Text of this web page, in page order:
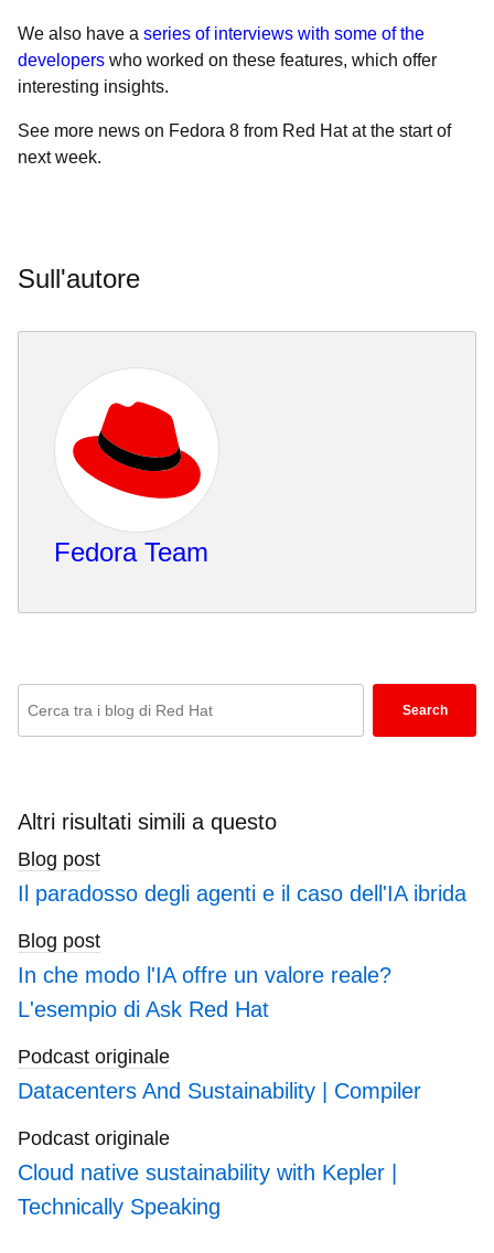
We also have a series of interviews with some of the
developers who worked on these features, which offer
interesting insights.
See more news on Fedora 8 from Red Hat at the start of
next week.
Sull'autore
Fedora Team
search
blogs
Search
Altri risultati simili a questo
Blog post
Il paradosso degli agenti e il caso dell'IA ibrida
Blog post
In che modo l'IA offre un valore reale?
L'esempio di Ask Red Hat
Podcast originale
Datacenters And Sustainability | Compiler
Podcast originale
Cloud native sustainability with Kepler |
Technically Speaking